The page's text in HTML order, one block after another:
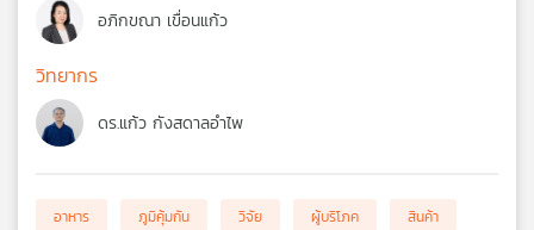
อภิกขณา เขื่อนแก้ว
วิทยากร
ดร.แก้ว กังสดาลอำไพ
อาหาร ภูมิคุ้มกัน วิจัย ผู้บริโภค
สินค้า